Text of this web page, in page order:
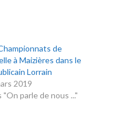
de
à Maizières dans le
Lorrain
2019
"On parle de nous ..."